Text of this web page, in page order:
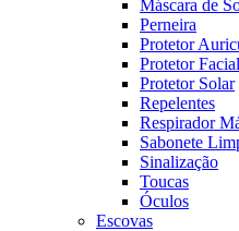
Máscara de
Perneira
Protetor
Protetor Facial
Protetor Solar
Repelentes
Respirador
Sabonete
Sinalização
Toucas
Óculos
Escovas